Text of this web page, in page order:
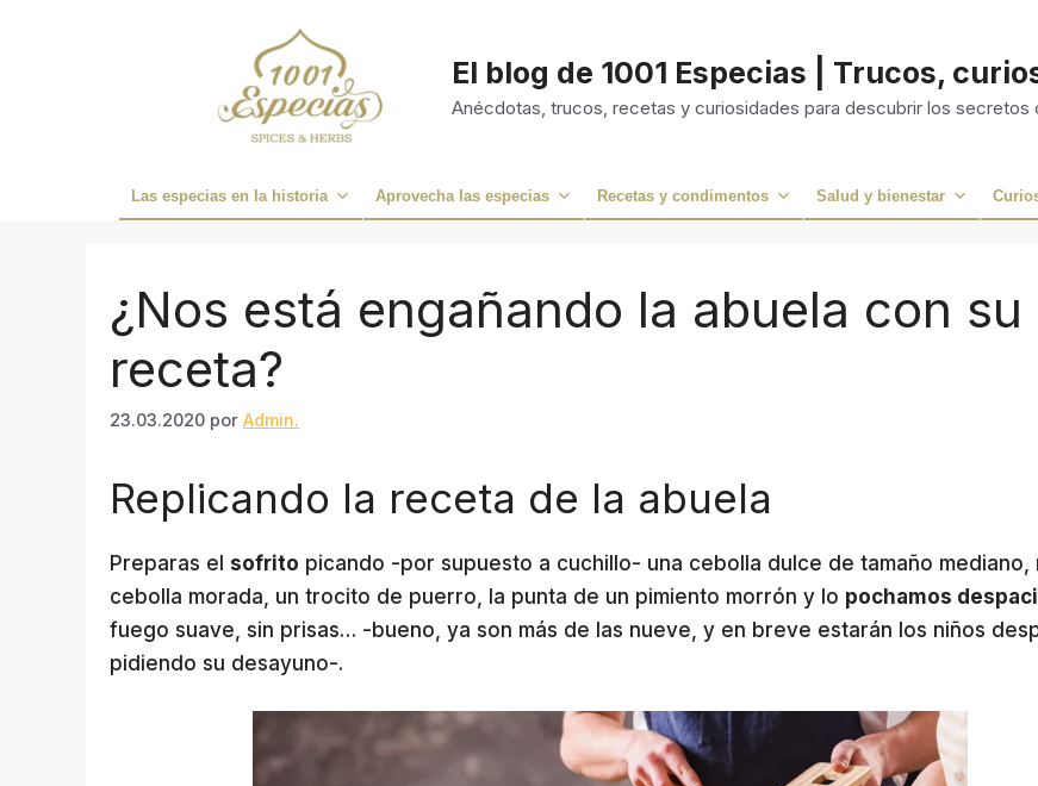
El blog de 1001 Especias | Trucos,
Anécdotas, trucos, recetas y curiosidades para descubrir los secretos
Las especias en la historia Aprovecha las especias Recetas y condimentos Salud y bienestar
¿Nos está engañando la abuela con su
receta?
23.03.2020 por Admin.
Replicando la receta de la abuela
Preparas el sofrito picando -por supuesto a cuchillo- una cebolla dulce de tamaño mediano,
cebolla morada, un trocito de puerro, la punta de un pimiento morrón y lo pochamos
fuego suave, sin prisas… -bueno, ya son más de las nueve, y en breve estarán los niños
pidiendo su desayuno-.